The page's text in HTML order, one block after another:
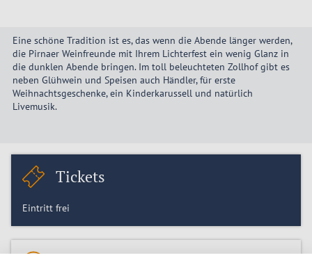
Eine schöne Tradition ist es, das wenn die Abende länger werden,
die Pirnaer Weinfreunde mit Ihrem Lichterfest ein wenig Glanz in
die dunklen Abende bringen. Im toll beleuchteten Zollhof gibt es
neben Glühwein und Speisen auch Händler, für erste
Weihnachtsgeschenke, ein Kinderkarussell und natürlich
Livemusik.
Tickets
Eintritt frei